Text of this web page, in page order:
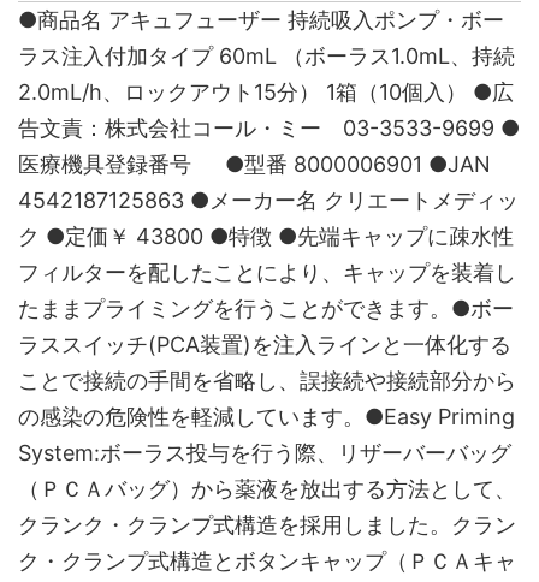
●商品名 アキュフューザー 持続吸入ポンプ・ボー
ラス注入付加タイプ 60mL （ボーラス1.0mL、持続
2.0mL/h、ロックアウト15分） 1箱（10個入） ●広
告文責：株式会社コール・ミー 03-3533-9699 ●
医療機具登録番号 ●型番 8000006901 ●JAN
4542187125863 ●メーカー名 クリエートメディッ
ク ●定価￥ 43800 ●特徴 ●先端キャップに疎水性
フィルターを配したことにより、キャップを装着し
たままプライミングを行うことができます。●ボー
ラススイッチ(PCA装置)を注入ラインと一体化する
ことで接続の手間を省略し、誤接続や接続部分から
の感染の危険性を軽減しています。●Easy Priming
System:ボーラス投与を行う際、リザーバーバッグ
（ＰＣＡバッグ）から薬液を放出する方法として、
クランク・クランプ式構造を採用しました。クラン
ク・クランプ式構造とボタンキャップ（ＰＣＡキャ